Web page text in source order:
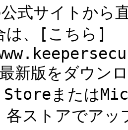
式サイトから
は、[こちら]
版をダウン
または
各ストアでア